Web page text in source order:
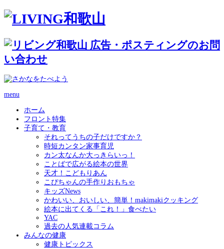
menu
ホーム
フロント特集
子育て・教育
それってうちの子だけですか？
時短カンタン家事育児
カン太なんか大っきらいっ！
ことばで広がる絵本の世界
天才！こどもりあん
こぴちゃんの手作りおもちゃ
キッズNews
かわいい、おいしい、簡単！makimakiクッキング
絵本に出てくる「これ！」食べたい
YAC
過去の人気連載コラム
みんなの健康
健康トピックス